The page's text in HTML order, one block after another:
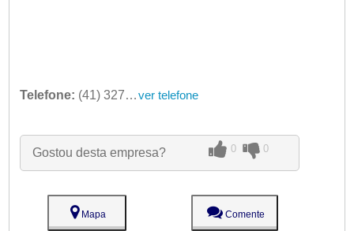
Telefone: (41) 3276-7908 ver telefone
Gostou desta empresa? 0 0
Mapa Comente